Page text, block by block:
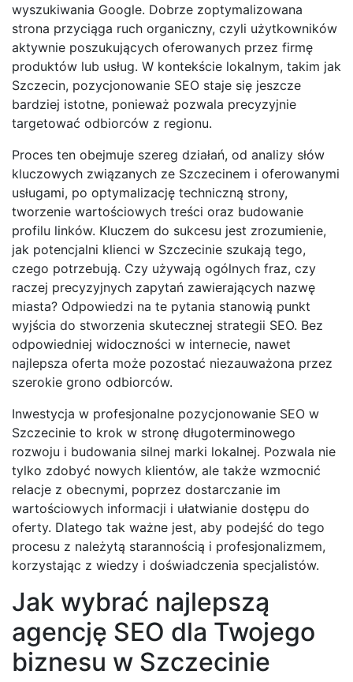
wyszukiwania Google. Dobrze zoptymalizowana
strona przyciąga ruch organiczny, czyli użytkowników
aktywnie poszukujących oferowanych przez firmę
produktów lub usług. W kontekście lokalnym, takim jak
Szczecin, pozycjonowanie SEO staje się jeszcze
bardziej istotne, ponieważ pozwala precyzyjnie
targetować odbiorców z regionu.
Proces ten obejmuje szereg działań, od analizy słów
kluczowych związanych ze Szczecinem i oferowanymi
usługami, po optymalizację techniczną strony,
tworzenie wartościowych treści oraz budowanie
profilu linków. Kluczem do sukcesu jest zrozumienie,
jak potencjalni klienci w Szczecinie szukają tego,
czego potrzebują. Czy używają ogólnych fraz, czy
raczej precyzyjnych zapytań zawierających nazwę
miasta? Odpowiedzi na te pytania stanowią punkt
wyjścia do stworzenia skutecznej strategii SEO. Bez
odpowiedniej widoczności w internecie, nawet
najlepsza oferta może pozostać niezauważona przez
szerokie grono odbiorców.
Inwestycja w profesjonalne pozycjonowanie SEO w
Szczecinie to krok w stronę długoterminowego
rozwoju i budowania silnej marki lokalnej. Pozwala nie
tylko zdobyć nowych klientów, ale także wzmocnić
relacje z obecnymi, poprzez dostarczanie im
wartościowych informacji i ułatwianie dostępu do
oferty. Dlatego tak ważne jest, aby podejść do tego
procesu z należytą starannością i profesjonalizmem,
korzystając z wiedzy i doświadczenia specjalistów.
Jak wybrać najlepszą
agencję SEO dla Twojego
biznesu w Szczecinie